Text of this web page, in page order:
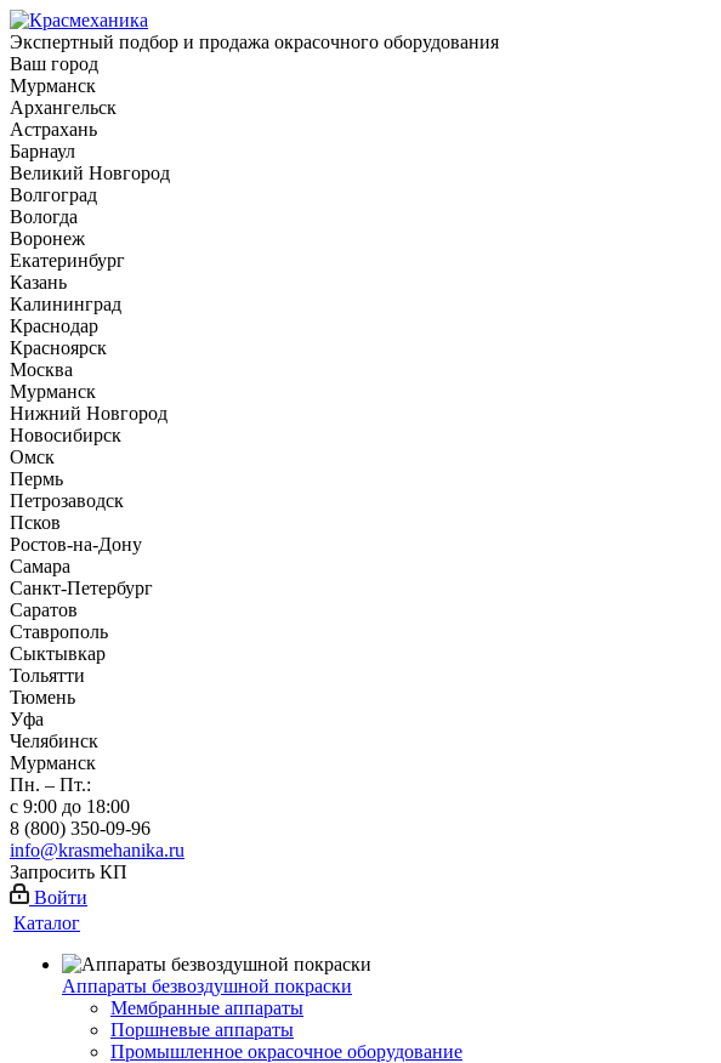
Экспертный подбор и продажа окрасочного оборудования
Ваш город
Мурманск
Архангельск
Астрахань
Барнаул
Великий Новгород
Волгоград
Вологда
Воронеж
Екатеринбург
Казань
Калининград
Краснодар
Красноярск
Москва
Мурманск
Нижний Новгород
Новосибирск
Омск
Пермь
Петрозаводск
Псков
Ростов-на-Дону
Самара
Санкт-Петербург
Саратов
Ставрополь
Сыктывкар
Тольятти
Тюмень
Уфа
Челябинск
Мурманск
Пн. – Пт.:
с 9:00 до 18:00
8 (800) 350-09-96
info@krasmehanika.ru
Запросить КП
Войти
Каталог
Аппараты безвоздушной покраски
Мембранные аппараты
Поршневые аппараты
Промышленное окрасочное оборудование